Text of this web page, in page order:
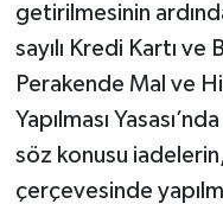
getirilmesinin
sayılı Kredi Kartı ve
Perakende Mal ve
Yapılması
söz konusu
çerçevesinde